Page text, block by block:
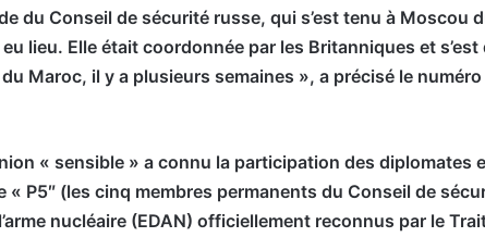
du Conseil de sécurité russe, qui s’est tenu à Moscou
lieu. Elle était coordonnée par les Britanniques et
du Maroc, il y a plusieurs semaines », a précisé le
« sensible » a connu la participation des diplomates
« P5″ (les cinq membres permanents du Conseil de
nucléaire (EDAN) officiellement reconnus par le